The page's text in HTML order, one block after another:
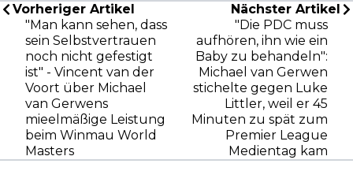
Vorheriger Artikel
"Man kann sehen, dass
sein Selbstvertrauen
noch nicht gefestigt
ist" - Vincent van der
Voort über Michael
van Gerwens
mieelmäßige Leistung
beim Winmau World
Masters
Nächster Artikel
"Die PDC muss
aufhören, ihn wie ein
Baby zu behandeln":
Michael van Gerwen
stichelte gegen Luke
Littler, weil er 45
Minuten zu spät zum
Premier League
Medientag kam